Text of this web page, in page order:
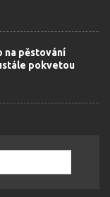
na pěstování
pokvetou